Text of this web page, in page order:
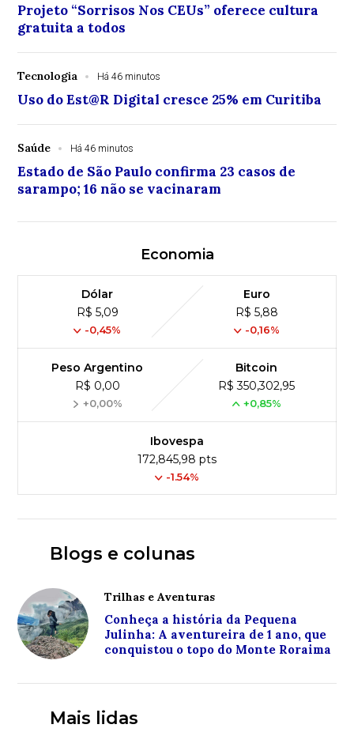
Projeto “Sorrisos Nos CEUs” oferece cultura
gratuita a todos
Tecnologia Há 46 minutos
Uso do Est@R Digital cresce 25% em Curitiba
Saúde Há 46 minutos
Estado de São Paulo confirma 23 casos de
sarampo; 16 não se vacinaram
Economia
Dólar
R$ 5,09
-0,45%
Euro
R$ 5,88
-0,16%
Peso Argentino
R$ 0,00
+0,00%
Bitcoin
R$ 350,302,95
+0,85%
Ibovespa
172,845,98 pts
-1.54%
Blogs e colunas
Trilhas e Aventuras
Conheça a história da Pequena
Julinha: A aventureira de 1 ano, que
conquistou o topo do Monte Roraima
Mais lidas